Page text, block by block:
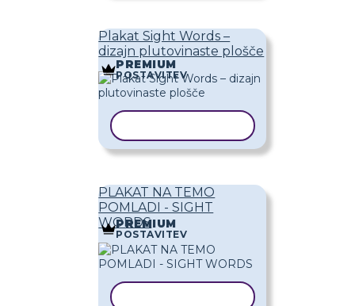
Plakat Sight Words –
dizajn plutovinaste plošče
PREMIUM
POSTAVITEV
PLAKAT NA TEMO
POMLADI - SIGHT
WORDS
PREMIUM
POSTAVITEV